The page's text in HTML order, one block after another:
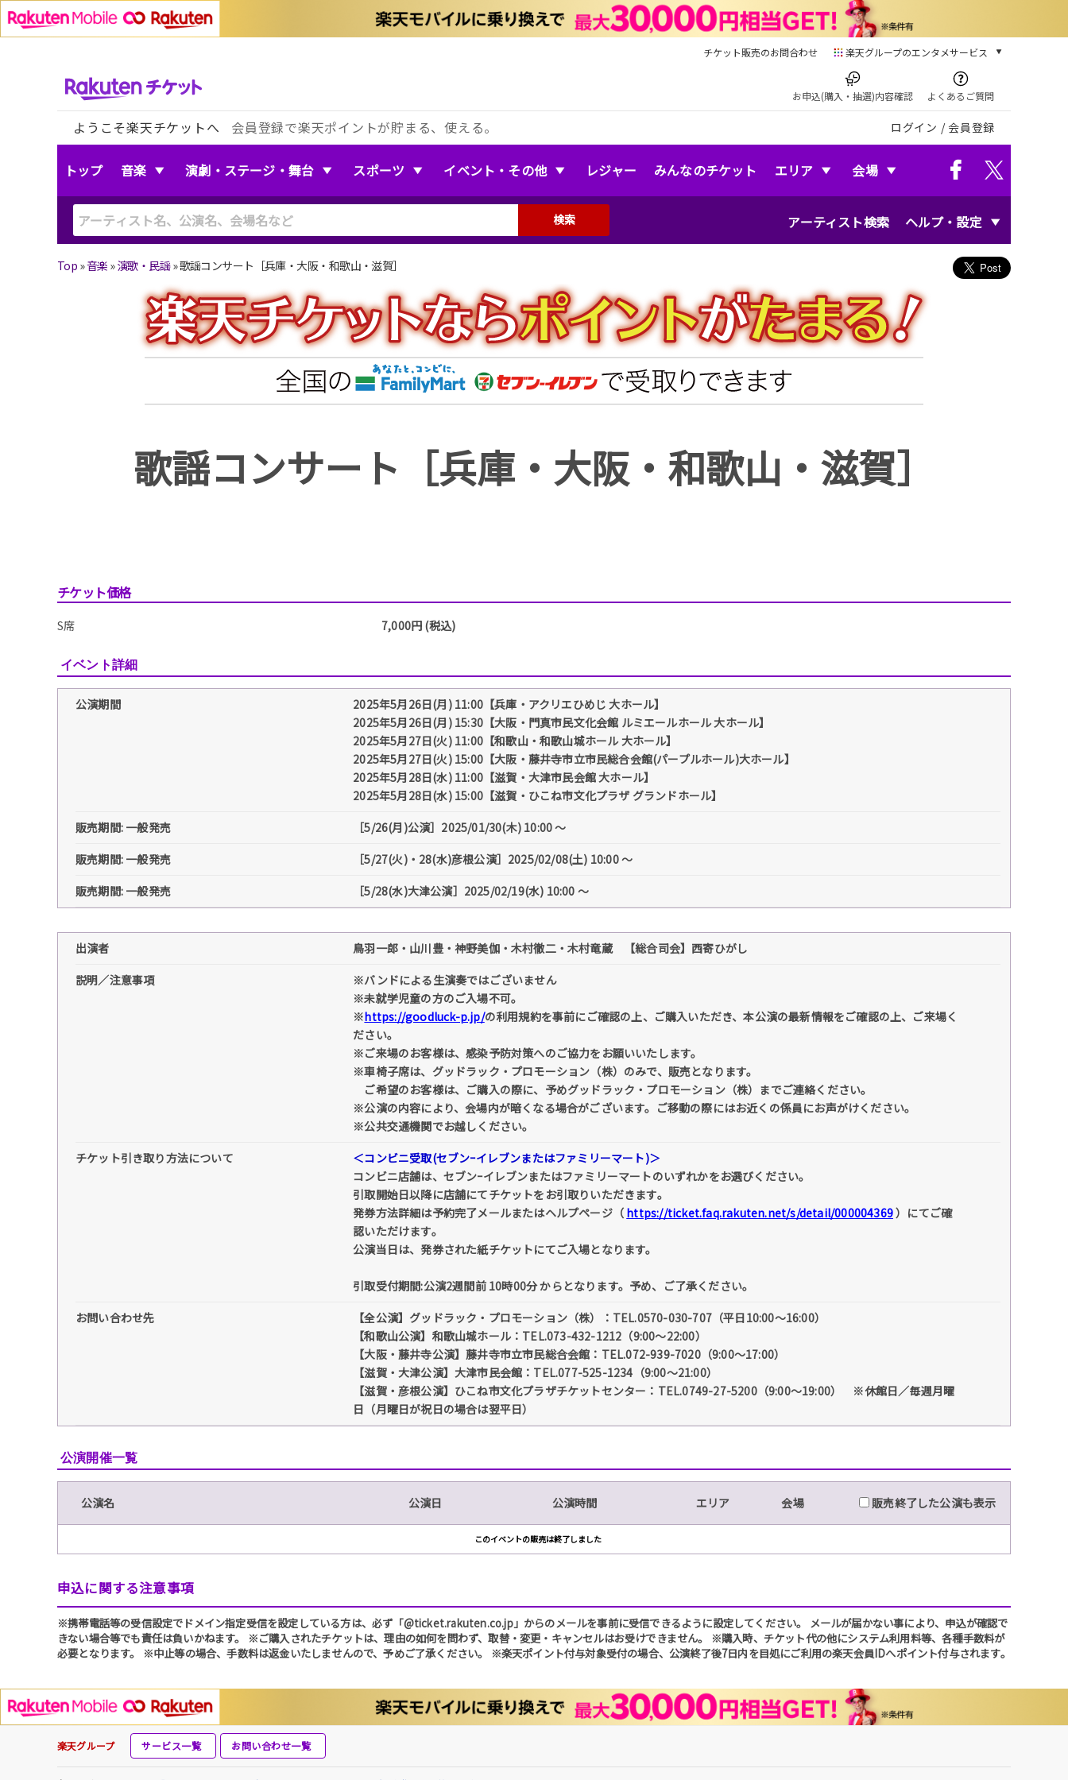
チケット販売のお問合わせ 楽天グループのエンタメサービス
本/ゲーム/CD/DVD
楽天ブックス
電子書籍
楽天Kobo
音楽配信
動画配信ガイド
Rakuten PLAY
無料テレビ
Rチャンネル
お申込(購入・抽選)内容確認 よくあるご質問
ようこそ楽天チケットへ 会員登録で楽天ポイントが貯まる、使える。 ログイン / 会員登録
トップ 音楽 演劇・ステージ・舞台 スポーツ イベント・その他 レジャー みんなのチケット エリア 会場
アーティスト検索 ヘルプ・設定
検索
Top »音楽 »演歌・民謡»歌謡コンサート［兵庫・大阪・和歌山・滋賀］
歌謡コンサート［兵庫・大阪・和歌山・滋賀］
チケット価格
S席 7,000円 (税込)
イベント詳細
公演期間
2025年5月26日(月) 11:00【兵庫・アクリエひめじ 大ホール】
2025年5月26日(月) 15:30【大阪・門真市民文化会館 ルミエールホール 大ホール】
2025年5月27日(火) 11:00【和歌山・和歌山城ホール 大ホール】
2025年5月27日(火) 15:00【大阪・藤井寺市立市民総合会館(パープルホール)大ホール】
2025年5月28日(水) 11:00【滋賀・大津市民会館 大ホール】
2025年5月28日(水) 15:00【滋賀・ひこね市文化プラザ グランドホール】
販売期間: 一般発売
［5/26(月)公演］2025/01/30(木) 10:00 〜
販売期間: 一般発売
［5/27(火)・28(水)彦根公演］2025/02/08(土) 10:00 〜
販売期間: 一般発売
［5/28(水)大津公演］2025/02/19(水) 10:00 〜
出演者
鳥羽一郎・山川豊・神野美伽・木村徹二・木村竜蔵 【総合司会】西寄ひがし
説明／注意事項
※バンドによる生演奏ではございません
※未就学児童の方のご入場不可。
※https://goodluck-p.jp/の利用規約を事前にご確認の上、ご購入いただき、本公演の最新情報をご確認の上、ご来場く
ださい。
※ご来場のお客様は、感染予防対策へのご協力をお願いいたします。
※車椅子席は、グッドラック・プロモーション（株）のみで、販売となります。
ご希望のお客様は、ご購入の際に、予めグッドラック・プロモーション（株）までご連絡ください。
※公演の内容により、会場内が暗くなる場合がございます。ご移動の際にはお近くの係員にお声がけください。
※公共交通機関でお越しください。
チケット引き取り方法について
＜コンビニ受取(セブンｰイレブンまたはファミリーマート)＞
コンビニ店舗は、セブンｰイレブンまたはファミリーマートのいずれかをお選びください。
引取開始日以降に店舗にてチケットをお引取りいただきます。
発券方法詳細は予約完了メールまたはヘルプページ（ https://ticket.faq.rakuten.net/s/detail/000004369）にてご確
認いただけます。
公演当日は、発券された紙チケットにてご入場となります。
引取受付期間:公演2週間前 10時00分 からとなります。予め、ご了承ください。
お問い合わせ先
【全公演】グッドラック・プロモーション（株）：TEL.0570-030-707（平日10:00～16:00）
【和歌山公演】和歌山城ホール：TEL.073-432-1212（9:00～22:00）
【大阪・藤井寺公演】藤井寺市立市民総合会館：TEL.072-939-7020（9:00～17:00）
【滋賀・大津公演】大津市民会館：TEL.077-525-1234（9:00～21:00）
【滋賀・彦根公演】ひこね市文化プラザチケットセンター：TEL.0749-27-5200（9:00～19:00） ※休館日／毎週月曜
日（月曜日が祝日の場合は翌平日）
公演開催一覧
公演名 公演日 公演時間 エリア 会場 販売終了した公演も表示
このイベントの販売は終了しました
申込に関する注意事項
※携帯電話等の受信設定でドメイン指定受信を設定している方は、必ず「@ticket.rakuten.co.jp」からのメールを事前に受信できるように設定してください。 メールが届かない事により、申込が確認で
きない場合等でも責任は負いかねます。 ※ご購入されたチケットは、理由の如何を問わず、取替・変更・キャンセルはお受けできません。 ※購入時、チケット代の他にシステム利用料等、各種手数料が
必要となります。 ※中止等の場合、手数料は返金いたしませんので、予めご了承ください。 ※楽天ポイント付与対象受付の場合、公演終了後7日内を目処にご利用の楽天会員IDへポイント付与されます。
楽天グループ サービス一覧 お問い合わせ一覧